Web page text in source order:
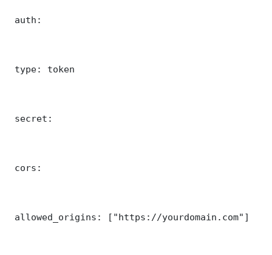
auth:
type: token
secret:
cors:
allowed_origins: ["https://yourdomain.com"]